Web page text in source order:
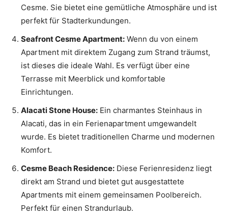
Cesme. Sie bietet eine gemütliche Atmosphäre und ist
perfekt für Stadterkundungen.
Seafront Cesme Apartment: Wenn du von einem
Apartment mit direktem Zugang zum Strand träumst,
ist dieses die ideale Wahl. Es verfügt über eine
Terrasse mit Meerblick und komfortable
Einrichtungen.
Alacati Stone House: Ein charmantes Steinhaus in
Alacati, das in ein Ferienapartment umgewandelt
wurde. Es bietet traditionellen Charme und modernen
Komfort.
Cesme Beach Residence: Diese Ferienresidenz liegt
direkt am Strand und bietet gut ausgestattete
Apartments mit einem gemeinsamen Poolbereich.
Perfekt für einen Strandurlaub.